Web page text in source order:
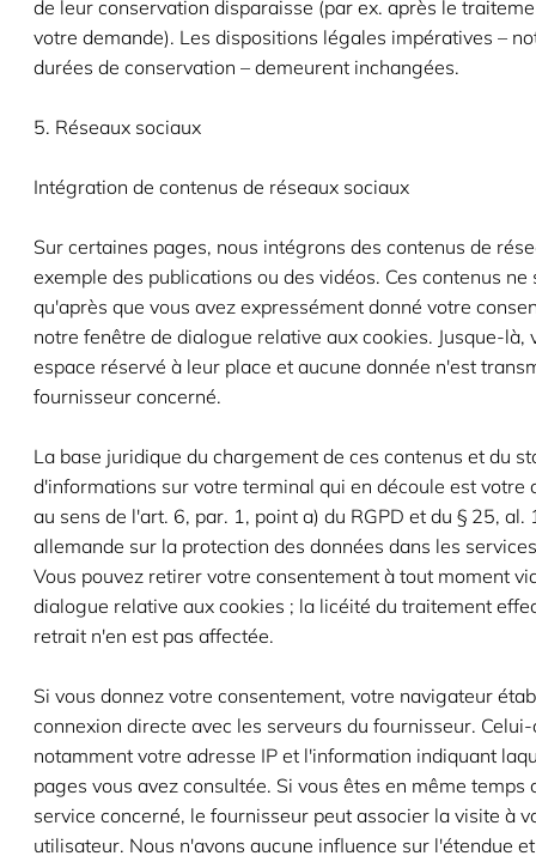
de leur conservation disparaisse (par ex. après le
votre demande). Les dispositions légales impératives –
durées de conservation – demeurent inchangées.
5. Réseaux sociaux
Intégration de contenus de réseaux sociaux
Sur certaines pages, nous intégrons des contenus de
exemple des publications ou des vidéos. Ces contenus ne
qu'après que vous avez expressément donné votre
notre fenêtre de dialogue relative aux cookies. Jusque-là,
espace réservé à leur place et aucune donnée n'est
fournisseur concerné.
La base juridique du chargement de ces contenus et du
d'informations sur votre terminal qui en découle est votre
au sens de l'art. 6, par. 1, point a) du RGPD et du § 25, al.
allemande sur la protection des données dans les
Vous pouvez retirer votre consentement à tout moment
dialogue relative aux cookies ; la licéité du traitement
retrait n'en est pas affectée.
Si vous donnez votre consentement, votre navigateur
connexion directe avec les serveurs du fournisseur.
notamment votre adresse IP et l'information indiquant
pages vous avez consultée. Si vous êtes en même temps
service concerné, le fournisseur peut associer la visite à
utilisateur. Nous n'avons aucune influence sur l'étendue